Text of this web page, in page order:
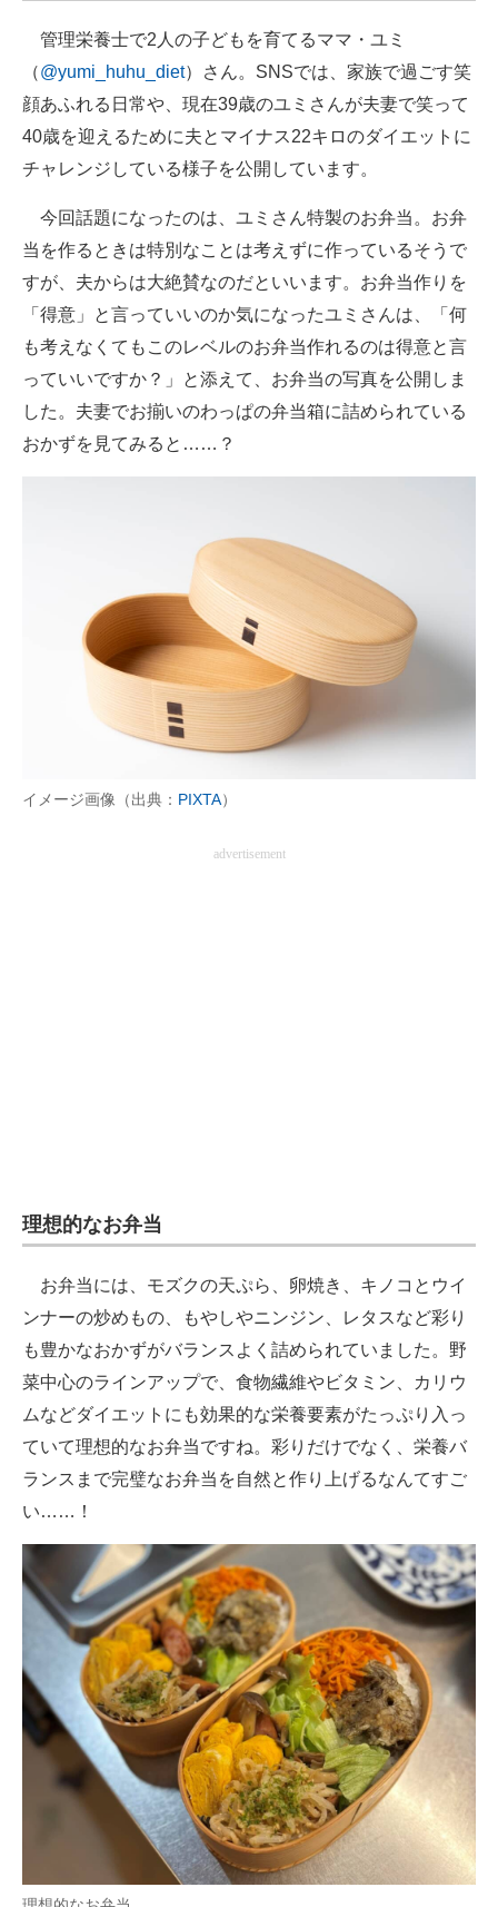
管理栄養士で2人の子どもを育てるママ・ユミ
（@yumi_huhu_diet）さん。SNSでは、家族で過ごす笑
顔あふれる日常や、現在39歳のユミさんが夫妻で笑って
40歳を迎えるために夫とマイナス22キロのダイエットに
チャレンジしている様子を公開しています。
今回話題になったのは、ユミさん特製のお弁当。お弁
当を作るときは特別なことは考えずに作っているそうで
すが、夫からは大絶賛なのだといいます。お弁当作りを
「得意」と言っていいのか気になったユミさんは、「何
も考えなくてもこのレベルのお弁当作れるのは得意と言
っていいですか？」と添えて、お弁当の写真を公開しま
した。夫妻でお揃いのわっぱの弁当箱に詰められている
おかずを見てみると……？
イメージ画像（出典： PIXTA）
advertisement
理想的なお弁当
お弁当には、モズクの天ぷら、卵焼き、キノコとウイ
ンナーの炒めもの、もやしやニンジン、レタスなど彩り
も豊かなおかずがバランスよく詰められていました。野
菜中心のラインアップで、食物繊維やビタミン、カリウ
ムなどダイエットにも効果的な栄養要素がたっぷり入っ
ていて理想的なお弁当ですね。彩りだけでなく、栄養バ
ランスまで完璧なお弁当を自然と作り上げるなんてすご
い……！